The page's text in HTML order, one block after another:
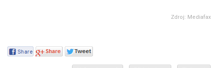
Zdroj: Mediafax